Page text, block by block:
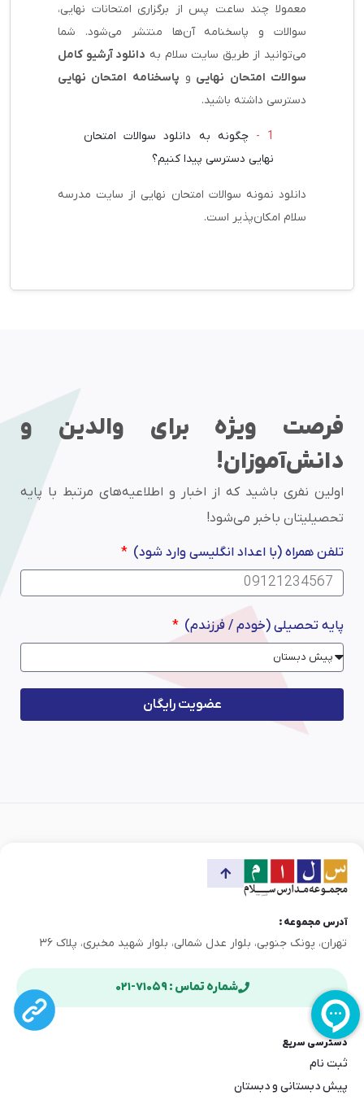
معمولا چند ساعت پس از برگزاری امتحانات نهایی،
سوالات و پاسخنامه آن‌ها منتشر می‌شود. شما
می‌توانید از طریق سایت سلام به دانلود آرشیو کامل
سوالات امتحان نهایی و پاسخنامه امتحان نهایی
دسترسی داشته باشید.
چگونه به دانلود سوالات امتحان
نهایی دسترسی پیدا کنیم؟
دانلود نمونه سوالات امتحان نهایی از سایت مدرسه
سلام امکان‌پذیر است.
فرصت ویژه برای والدین و
دانش‌آموزان!
اولین نفری باشید که از اخبار و اطلاعیه‌های مرتبط با پایه
تحصیلیتان باخبر می‌شود!
تلفن همراه (با اعداد انگلیسی وارد شود)
پایه تحصیلی (خودم / فرزندم)
عضویت رایگان
آدرس مجموعه :
تهران، پونک جنوبی، بلوار عدل شمالی، بلوار شهید مخبری، پلاک ۳۶
شماره تماس : ۷۱۰۵۹-۰۲۱
دسترسی سریع
ثبت نام
پیش دبستانی و دبستان